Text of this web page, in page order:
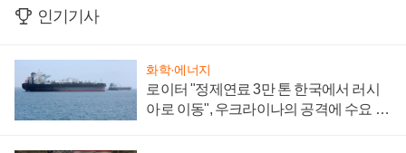
인기기사
화학·에너지
로이터 "정제연료 3만 톤 한국에서 러시
아로 이동", 우크라이나의 공격에 수요 늘